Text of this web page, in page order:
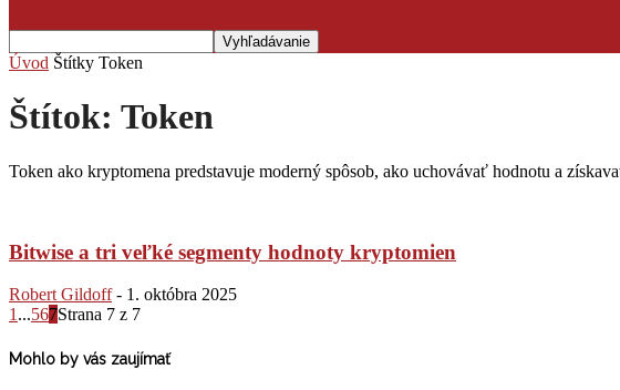
Úvod Štítky Token
Štítok: Token
Token ako kryptomena predstavuje moderný spôsob, ako uchovávať hodnotu a
Bitwise a tri veľké segmenty hodnoty kryptomien
Robert Gildoff - 1. októbra 2025
1 ...567Strana 7 z 7
Mohlo by vás zaujímať